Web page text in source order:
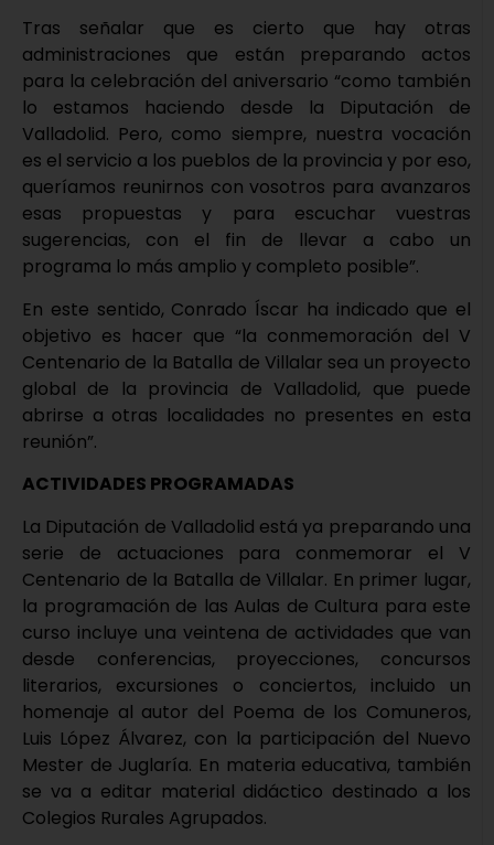
Tras señalar que es cierto que hay otras
administraciones que están preparando actos
para la celebración del aniversario “como también
lo estamos haciendo desde la Diputación de
Valladolid. Pero, como siempre, nuestra vocación
es el servicio a los pueblos de la provincia y por eso,
queríamos reunirnos con vosotros para avanzaros
esas propuestas y para escuchar vuestras
sugerencias, con el fin de llevar a cabo un
programa lo más amplio y completo posible”.
En este sentido, Conrado Íscar ha indicado que el
objetivo es hacer que “la conmemoración del V
Centenario de la Batalla de Villalar sea un proyecto
global de la provincia de Valladolid, que puede
abrirse a otras localidades no presentes en esta
reunión”.
ACTIVIDADES PROGRAMADAS
La Diputación de Valladolid está ya preparando una
serie de actuaciones para conmemorar el V
Centenario de la Batalla de Villalar. En primer lugar,
la programación de las Aulas de Cultura para este
curso incluye una veintena de actividades que van
desde conferencias, proyecciones, concursos
literarios, excursiones o conciertos, incluido un
homenaje al autor del Poema de los Comuneros,
Luis López Álvarez, con la participación del Nuevo
Mester de Juglaría. En materia educativa, también
se va a editar material didáctico destinado a los
Colegios Rurales Agrupados.